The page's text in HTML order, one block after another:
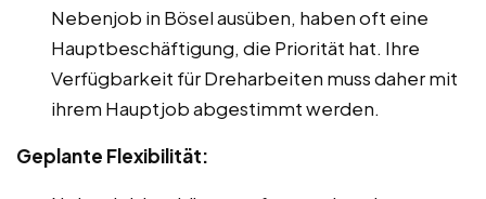
Nebenjob in Bösel ausüben, haben oft eine
Hauptbeschäftigung, die Priorität hat. Ihre
Verfügbarkeit für Dreharbeiten muss daher mit
ihrem Hauptjob abgestimmt werden.
Geplante Flexibilität: